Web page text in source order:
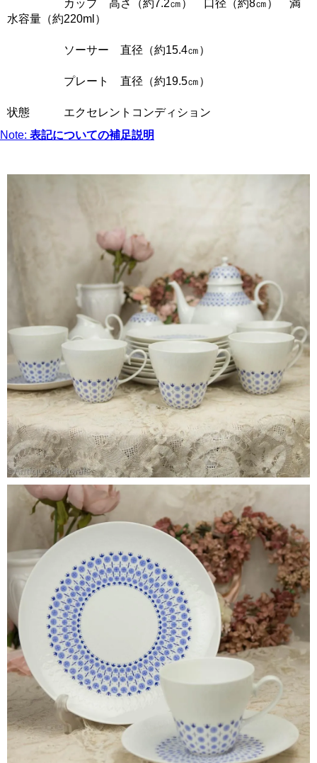
カップ 高さ（約7.2㎝） 口径（約8㎝） 満
水容量（約220ml）
ソーサー 直径（約15.4㎝）
プレート 直径（約19.5㎝）
状態 エクセレントコンディション
Note: 表記についての補足説明